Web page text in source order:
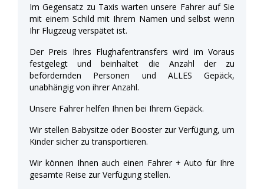
Im Gegensatz zu Taxis warten unsere Fahrer auf Sie
mit einem Schild mit Ihrem Namen und selbst wenn
Ihr Flugzeug verspätet ist.
Der Preis Ihres Flughafentransfers wird im Voraus
festgelegt und beinhaltet die Anzahl der zu
befördernden Personen und ALLES Gepäck,
unabhängig von ihrer Anzahl.
Unsere Fahrer helfen Ihnen bei Ihrem Gepäck.
Wir stellen Babysitze oder Booster zur Verfügung, um
Kinder sicher zu transportieren.
Wir können Ihnen auch einen Fahrer + Auto für Ihre
gesamte Reise zur Verfügung stellen.